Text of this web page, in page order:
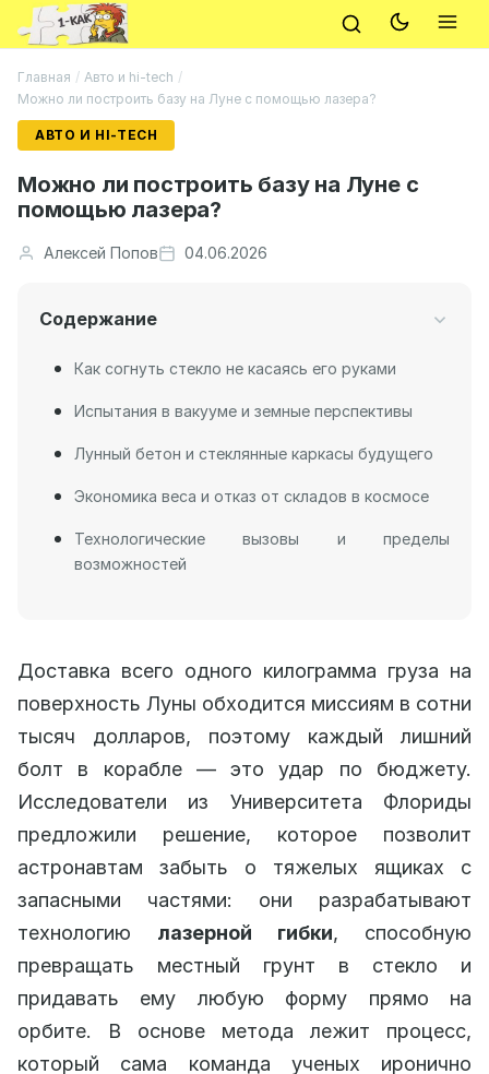
Главная / Авто и hi-tech /
Можно ли построить базу на Луне с помощью лазера?
АВТО И HI-TECH
Можно ли построить базу на Луне с
помощью лазера?
Алексей Попов 04.06.2026
Содержание
Как согнуть стекло не касаясь его руками
Испытания в вакууме и земные перспективы
Лунный бетон и стеклянные каркасы будущего
Экономика веса и отказ от складов в космосе
Технологические вызовы и пределы
возможностей
Доставка всего одного килограмма груза на
поверхность Луны обходится миссиям в сотни
тысяч долларов, поэтому каждый лишний
болт в корабле — это удар по бюджету.
Исследователи из Университета Флориды
предложили решение, которое позволит
астронавтам забыть о тяжелых ящиках с
запасными частями: они разрабатывают
технологию лазерной гибки, способную
превращать местный грунт в стекло и
придавать ему любую форму прямо на
орбите. В основе метода лежит процесс,
который сама команда ученых иронично